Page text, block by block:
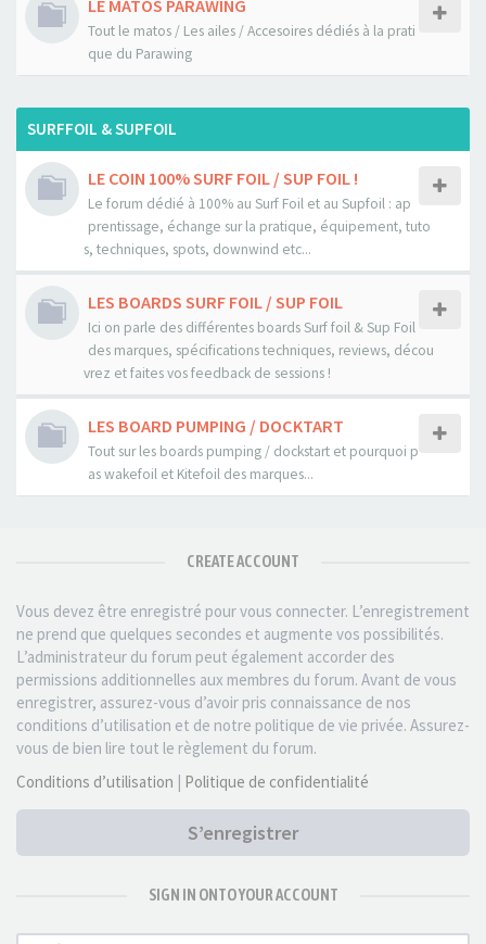
LE MATOS PARAWING
Tout le matos / Les ailes / Accesoires dédiés à la prati
que du Parawing
SURFFOIL & SUPFOIL
LE COIN 100% SURF FOIL / SUP FOIL !
Le forum dédié à 100% au Surf Foil et au Supfoil : ap
prentissage, échange sur la pratique, équipement, tuto
s, techniques, spots, downwind etc...
LES BOARDS SURF FOIL / SUP FOIL
Ici on parle des différentes boards Surf foil & Sup Foil
des marques, spécifications techniques, reviews, décou
vrez et faites vos feedback de sessions !
LES BOARD PUMPING / DOCKTART
Tout sur les boards pumping / dockstart et pourquoi p
as wakefoil et Kitefoil des marques...
CREATE ACCOUNT
Vous devez être enregistré pour vous connecter. L’enregistrement
ne prend que quelques secondes et augmente vos possibilités.
L’administrateur du forum peut également accorder des
permissions additionnelles aux membres du forum. Avant de vous
enregistrer, assurez-vous d’avoir pris connaissance de nos
conditions d’utilisation et de notre politique de vie privée. Assurez-
vous de bien lire tout le règlement du forum.
Conditions d’utilisation | Politique de confidentialité
S’enregistrer
SIGN IN ONTO YOUR ACCOUNT